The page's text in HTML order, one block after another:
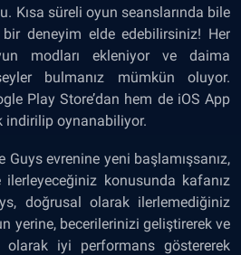
Kısa süreli oyun seanslarında bile
deneyim elde edebilirsiniz! Her
modları ekleniyor ve daima
bulmanız mümkün oluyor.
Play Store’dan hem de iOS App
indirilip oynanabiliyor.
evrenine yeni başlamışsanız,
konusunda kafanız
doğrusal olarak ilerlemediğiniz
yerine, becerilerinizi geliştirerek ve
iyi performans göstererek